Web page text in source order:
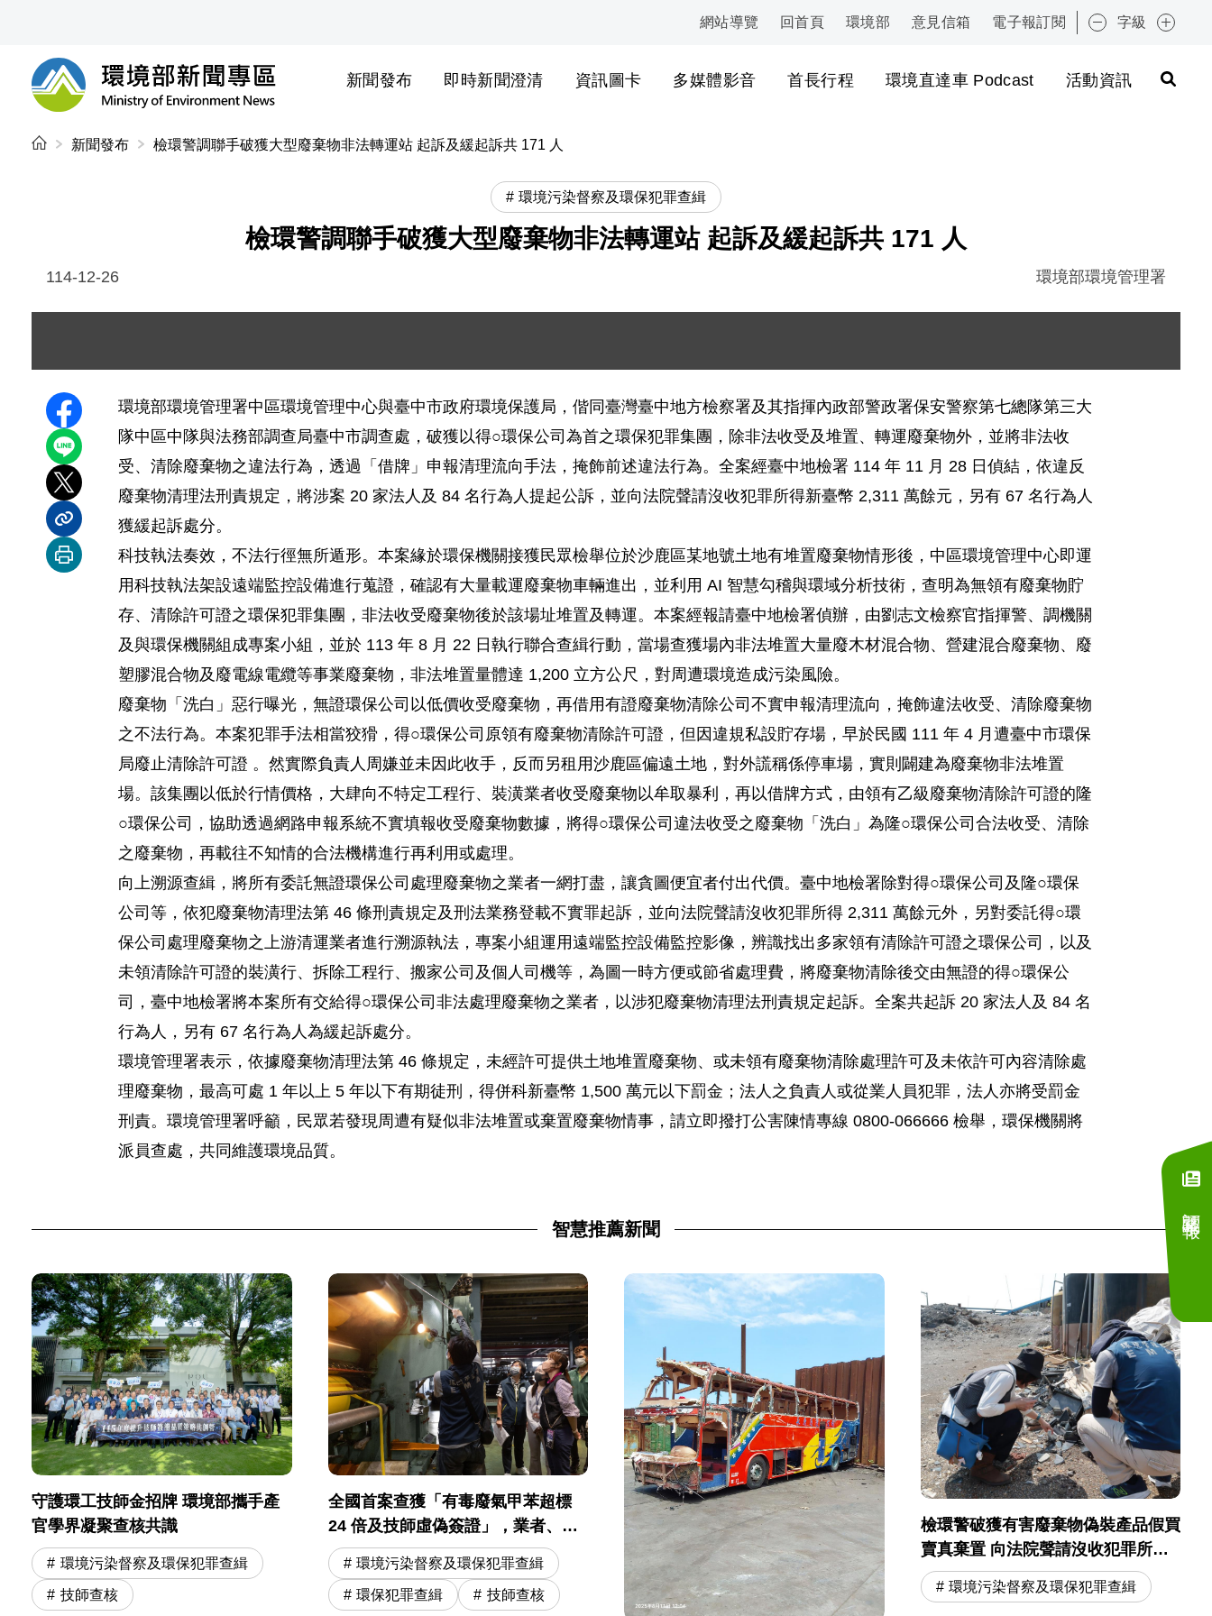
:::
網站導覽 回首頁 環境部 意見信箱 電子報訂閱 字級
環境部新聞專區
新聞發布 即時新聞澄清 資訊圖卡 多媒體影音 首長行程 環境直達車 Podcast 活動資訊
:::
新聞發布 檢環警調聯手破獲大型廢棄物非法轉運站 起訴及緩起訴共 171 人
環境污染督察及環保犯罪查緝
檢環警調聯手破獲大型廢棄物非法轉運站 起訴及緩起訴共 171 人
114-12-26 環境部環境管理署
分享至 Facebook
分享到 LINE
分享到 X
分享內容連結
列印本頁
環境部環境管理署中區環境管理中心與臺中市政府環境保護局，偕同臺灣臺中地方檢察署及其指揮內政部警政署保安警察第七總隊第三大
隊中區中隊與法務部調查局臺中市調查處，破獲以得○環保公司為首之環保犯罪集團，除非法收受及堆置、轉運廢棄物外，並將非法收
受、清除廢棄物之違法行為，透過「借牌」申報清理流向手法，掩飾前述違法行為。全案經臺中地檢署 114 年 11 月 28 日偵結，依違反
廢棄物清理法刑責規定，將涉案 20 家法人及 84 名行為人提起公訴，並向法院聲請沒收犯罪所得新臺幣 2,311 萬餘元，另有 67 名行為人
獲緩起訴處分。
科技執法奏效，不法行徑無所遁形。本案緣於環保機關接獲民眾檢舉位於沙鹿區某地號土地有堆置廢棄物情形後，中區環境管理中心即運
用科技執法架設遠端監控設備進行蒐證，確認有大量載運廢棄物車輛進出，並利用 AI 智慧勾稽與環域分析技術，查明為無領有廢棄物貯
存、清除許可證之環保犯罪集團，非法收受廢棄物後於該場址堆置及轉運。本案經報請臺中地檢署偵辦，由劉志文檢察官指揮警、調機關
及與環保機關組成專案小組，並於 113 年 8 月 22 日執行聯合查緝行動，當場查獲場內非法堆置大量廢木材混合物、營建混合廢棄物、廢
塑膠混合物及廢電線電纜等事業廢棄物，非法堆置量體達 1,200 立方公尺，對周遭環境造成污染風險。
廢棄物「洗白」惡行曝光，無證環保公司以低價收受廢棄物，再借用有證廢棄物清除公司不實申報清理流向，掩飾違法收受、清除廢棄物
之不法行為。本案犯罪手法相當狡猾，得○環保公司原領有廢棄物清除許可證，但因違規私設貯存場，早於民國 111 年 4 月遭臺中市環保
局廢止清除許可證 。然實際負責人周嫌並未因此收手，反而另租用沙鹿區偏遠土地，對外謊稱係停車場，實則闢建為廢棄物非法堆置
場。該集團以低於行情價格，大肆向不特定工程行、裝潢業者收受廢棄物以牟取暴利，再以借牌方式，由領有乙級廢棄物清除許可證的隆
○環保公司，協助透過網路申報系統不實填報收受廢棄物數據，將得○環保公司違法收受之廢棄物「洗白」為隆○環保公司合法收受、清除
之廢棄物，再載往不知情的合法機構進行再利用或處理。
向上溯源查緝，將所有委託無證環保公司處理廢棄物之業者一網打盡，讓貪圖便宜者付出代價。臺中地檢署除對得○環保公司及隆○環保
公司等，依犯廢棄物清理法第 46 條刑責規定及刑法業務登載不實罪起訴，並向法院聲請沒收犯罪所得 2,311 萬餘元外，另對委託得○環
保公司處理廢棄物之上游清運業者進行溯源執法，專案小組運用遠端監控設備監控影像，辨識找出多家領有清除許可證之環保公司，以及
未領清除許可證的裝潢行、拆除工程行、搬家公司及個人司機等，為圖一時方便或節省處理費，將廢棄物清除後交由無證的得○環保公
司，臺中地檢署將本案所有交給得○環保公司非法處理廢棄物之業者，以涉犯廢棄物清理法刑責規定起訴。全案共起訴 20 家法人及 84 名
行為人，另有 67 名行為人為緩起訴處分。
環境管理署表示，依據廢棄物清理法第 46 條規定，未經許可提供土地堆置廢棄物、或未領有廢棄物清除處理許可及未依許可內容清除處
理廢棄物，最高可處 1 年以上 5 年以下有期徒刑，得併科新臺幣 1,500 萬元以下罰金；法人之負責人或從業人員犯罪，法人亦將受罰金
刑責。環境管理署呼籲，民眾若發現周遭有疑似非法堆置或棄置廢棄物情事，請立即撥打公害陳情專線 0800-066666 檢舉，環保機關將
派員查處，共同維護環境品質。
智慧推薦新聞
守護環工技師金招牌 環境部攜手產
官學界凝聚查核共識
環境污染督察及環保犯罪查緝
技師查核
全國首案查獲「有毒廢氣甲苯超標
24 倍及技師虛偽簽證」，業者、技
師遭起訴
環境污染督察及環保犯罪查緝
環保犯罪查緝 技師查核
檢環警破獲有害廢棄物偽裝產品假買
賣真棄置 向法院聲請沒收犯罪所得
3.8 億元
環境污染督察及環保犯罪查緝